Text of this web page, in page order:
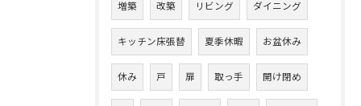
増築 改築 リビング ダイニング
キッチン床張替 夏季休暇 お盆休み
休み 戸 扉 取っ手 開け閉め